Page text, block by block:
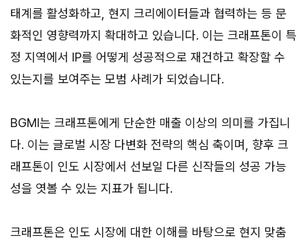
태계를 활성화하고, 현지 크리에이터들과 협력하는 등 문
화적인 영향력까지 확대하고 있습니다. 이는 크래프톤이 특
정 지역에서 IP를 어떻게 성공적으로 재건하고 확장할 수
있는지를 보여주는 모범 사례가 되었습니다.
BGMI는 크래프톤에게 단순한 매출 이상의 의미를 가집니
다. 이는 글로벌 시장 다변화 전략의 핵심 축이며, 향후 크
래프톤이 인도 시장에서 선보일 다른 신작들의 성공 가능
성을 엿볼 수 있는 지표가 됩니다.
크래프톤은 인도 시장에 대한 이해를 바탕으로 현지 맞춤